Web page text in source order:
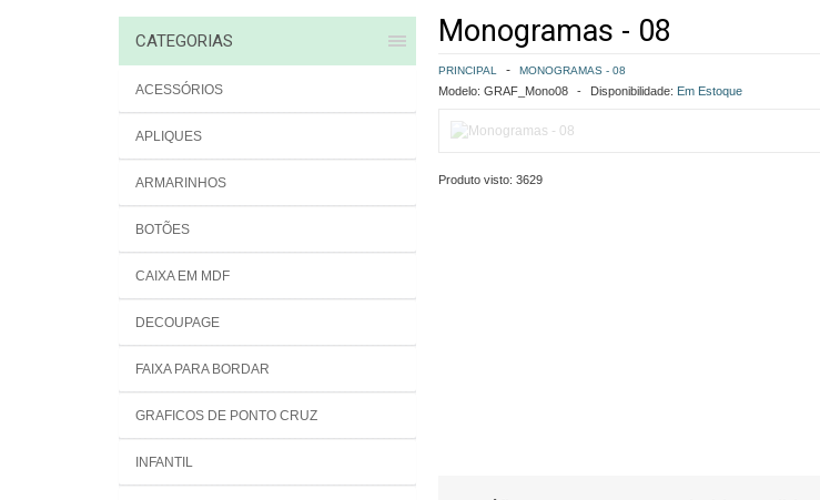
CATEGORIAS
ACESSÓRIOS
APLIQUES
ARMARINHOS
BOTÕES
CAIXA EM MDF
DECOUPAGE
FAIXA PARA BORDAR
GRAFICOS DE PONTO CRUZ
INFANTIL
Monogramas - 08
PRINCIPAL MONOGRAMAS - 08
Modelo: GRAF_Mono08 Disponibilidade: Em Estoque
Produto visto: 3629